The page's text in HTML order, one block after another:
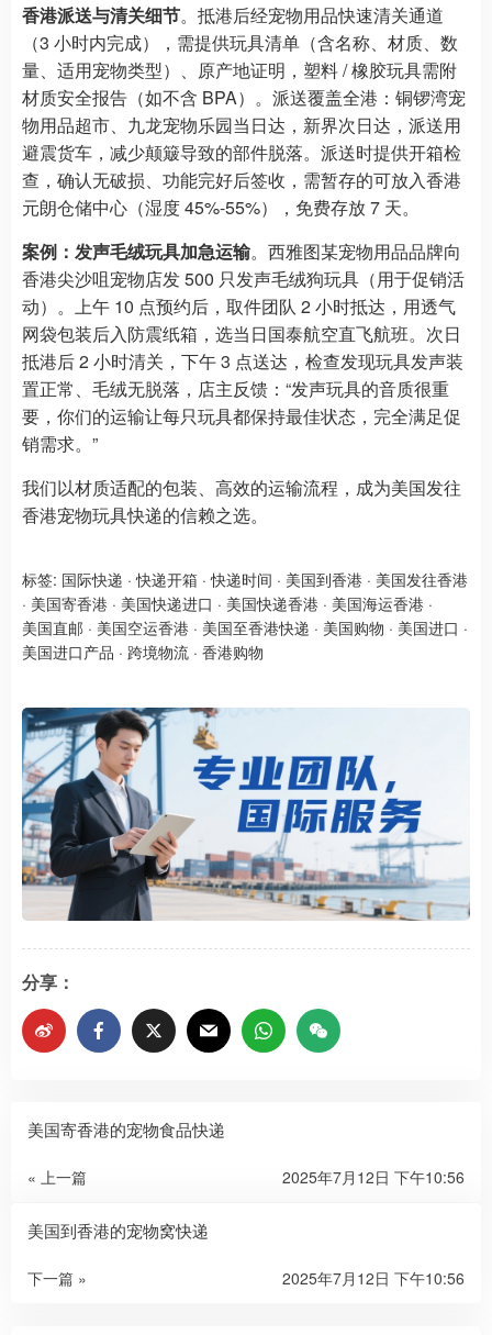
香港派送与清关细节。抵港后经宠物用品快速清关通道
（3 小时内完成），需提供玩具清单（含名称、材质、数
量、适用宠物类型）、原产地证明，塑料 / 橡胶玩具需附
材质安全报告（如不含 BPA）。派送覆盖全港：铜锣湾宠
物用品超市、九龙宠物乐园当日达，新界次日达，派送用
避震货车，减少颠簸导致的部件脱落。派送时提供开箱检
查，确认无破损、功能完好后签收，需暂存的可放入香港
元朗仓储中心（湿度 45%-55%），免费存放 7 天。​
案例：发声毛绒玩具加急运输。西雅图某宠物用品品牌向
香港尖沙咀宠物店发 500 只发声毛绒狗玩具（用于促销活
动）。上午 10 点预约后，取件团队 2 小时抵达，用透气
网袋包装后入防震纸箱，选当日国泰航空直飞航班。次日
抵港后 2 小时清关，下午 3 点送达，检查发现玩具发声装
置正常、毛绒无脱落，店主反馈：“发声玩具的音质很重
要，你们的运输让每只玩具都保持最佳状态，完全满足促
销需求。”​
我们以材质适配的包装、高效的运输流程，成为美国发往
香港宠物玩具快递的信赖之选。
标签: 国际快递 ·快递开箱 ·快递时间 · 美国到香港 · 美国发往香港
· 美国寄香港 · 美国快递进口 · 美国快递香港 · 美国海运香港 ·
美国直邮 · 美国空运香港 · 美国至香港快递 · 美国购物 · 美国进口 ·
美国进口产品 · 跨境物流 · 香港购物
分享：
美国寄香港的宠物食品快递
« 上一篇 2025年7月12日 下午10:56
美国到香港的宠物窝快递
下一篇 » 2025年7月12日 下午10:56